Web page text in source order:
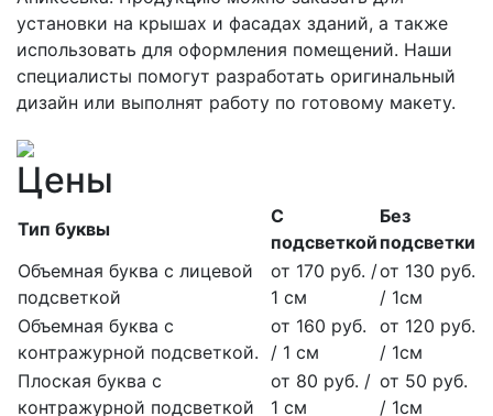
установки на крышах и фасадах зданий, а также
использовать для оформления помещений. Наши
специалисты помогут разработать оригинальный
дизайн или выполнят работу по готовому макету.
Цены
Тип буквы
С
подсветкой
Без
подсветки
Объемная буква с лицевой
подсветкой
от 170 руб. /
1 см
от 130 руб.
/ 1см
Объемная буква с
контражурной подсветкой.
от 160 руб.
/ 1 см
от 120 руб.
/ 1см
Плоская буква с
контражурной подсветкой
от 80 руб. /
1 см
от 50 руб.
/ 1см